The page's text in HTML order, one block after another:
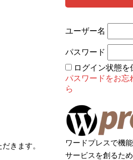
きます。
ユーザー名
パスワード
ログイン状態を
パスワードをお忘
ら
ワードプレスで機
サービスを創るた